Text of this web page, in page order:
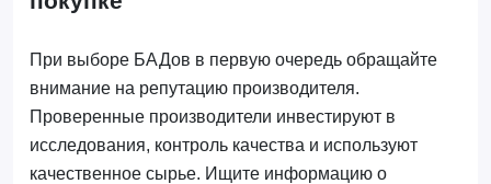
При выборе БАДов в первую очередь обращайте
внимание на репутацию производителя.
Проверенные производители инвестируют в
исследования, контроль качества и используют
качественное сырье. Ищите информацию о